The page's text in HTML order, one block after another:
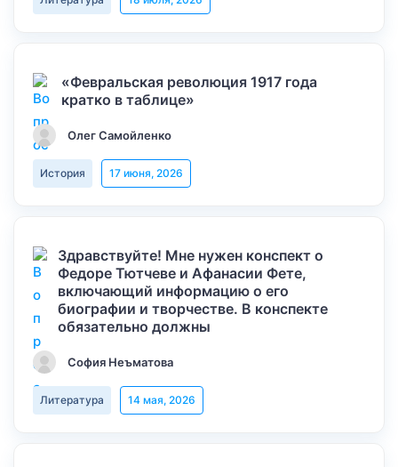
«Февральская революция 1917 года
кратко в таблице»
Олег Самойленко
История 17 июня, 2026
Здравствуйте! Мне нужен конспект о
Федоре Тютчеве и Афанасии Фете,
включающий информацию о его
биографии и творчестве. В конспекте
обязательно должны
София Неъматова
Литература 14 мая, 2026